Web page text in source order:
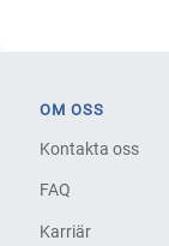
OM OSS
Kontakta oss
FAQ
Karriär